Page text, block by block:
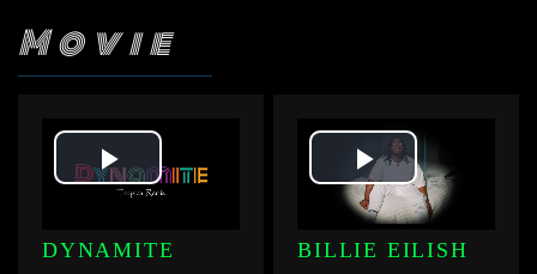
Movie
Play
Video
DYNAMITE
Play
Video
BILLIE EILISH